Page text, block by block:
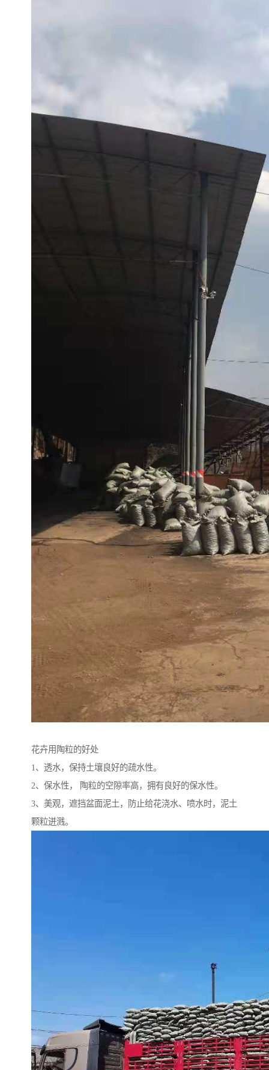
花卉用陶粒的好处
1、透水，保持土壤良好的疏水性。
2、保水性， 陶粒的空隙率高，拥有良好的保水性。
3、美观，遮挡盆面泥土，防止给花浇水、喷水时，泥土
颗粒迸溅。